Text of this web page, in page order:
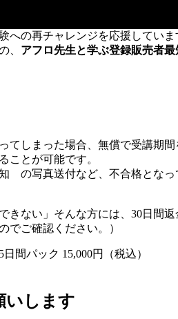
への再チャレンジを応援していま
、 アフロ先生と学ぶ登録販売者
しまった場合、無償で受講期間
ことが可能です。
の写真送付など、不合格とな
きない」そんな方には、30日間返
でご確認ください。）
間パック 15,000円（税込）
いします